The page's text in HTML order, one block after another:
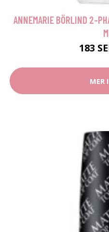
ANNEMARIE BÖRLIND 2-
183
MER